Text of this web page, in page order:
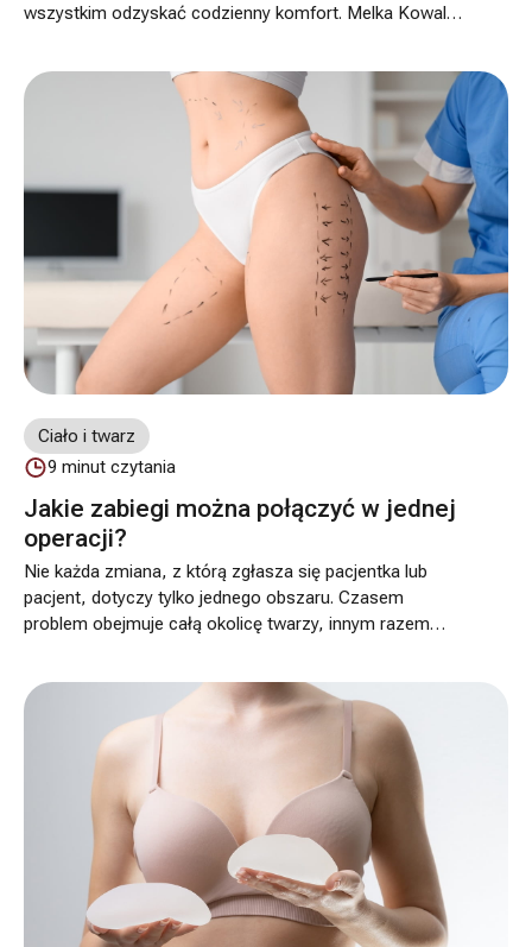
wszystkim odzyskać codzienny komfort. Melka Kowal
decyzji oddała się w ręce specjalistów Dr Szczyt
Chirurgia Plastyczna. Zabieg redukcji piersi wykonał dr
hab. n. med. Artur Pasternak.
Ciało i twarz
9 minut czytania
Jakie zabiegi można połączyć w jednej
operacji?
Nie każda zmiana, z którą zgłasza się pacjentka lub
pacjent, dotyczy tylko jednego obszaru. Czasem
problem obejmuje całą okolicę twarzy, innym razem
rozważyć operację łączoną, czyli wykonanie kilku
zabiegów podczas jednego pobytu operacyjnego. Takie
podejście może oznaczać jedną narkozę, jedną
hospitalizację i jeden główny okres rekonwalescencji, ale
tylko wtedy, gdy pozwala na to kwalifikacja medyczna i
łączny zakres operacji.